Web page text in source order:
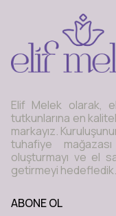
Elif Melek olarak,
tutkunlarına en
markayız.
tuhafiye
oluşturmayı ve el
getirmeyi hedefledik.
ABONE OL